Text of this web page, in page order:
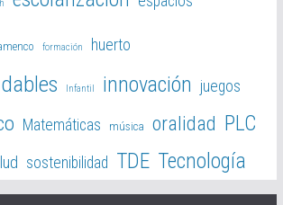
formación huerto
Infantil innovación juegos
Matemáticas música oralidad PLC
sostenibilidad TDE Tecnología